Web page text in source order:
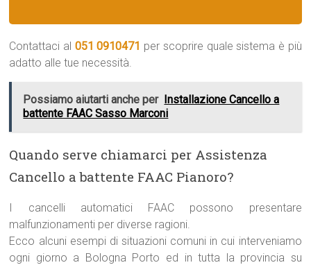
Contattaci al 051 0910471 per scoprire quale sistema è più
adatto alle tue necessità.
Possiamo aiutarti anche per Installazione Cancello a
battente FAAC Sasso Marconi
Quando serve chiamarci per Assistenza
Cancello a battente FAAC Pianoro?
I cancelli automatici FAAC possono presentare
malfunzionamenti per diverse ragioni.
Ecco alcuni esempi di situazioni comuni in cui interveniamo
ogni giorno a Bologna Porto ed in tutta la provincia su